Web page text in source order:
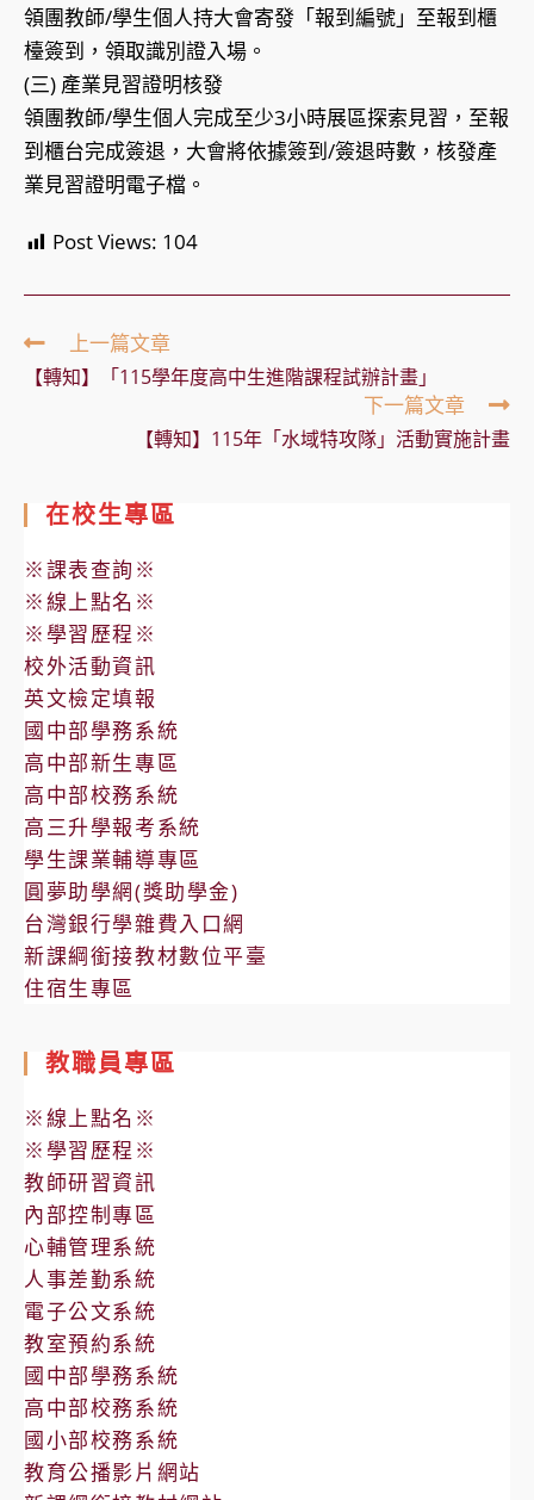
領團教師/學生個人持大會寄發「報到編號」至報到櫃
檯簽到，領取識別證入場。
(三) 產業見習證明核發
領團教師/學生個人完成至少3小時展區探索見習，至報
到櫃台完成簽退，大會將依據簽到/簽退時數，核發產
業見習證明電子檔。
Post Views: 104
Read
more
articles
上一篇文章
【轉知】「115學年度高中生進階課程試辦計畫」
下一篇文章
【轉知】115年「水域特攻隊」活動實施計畫
在校生專區
※課表查詢※
※線上點名※
※學習歷程※
校外活動資訊
英文檢定填報
國中部學務系統
高中部新生專區
高中部校務系統
高三升學報考系統
學生課業輔導專區
圓夢助學網(獎助學金)
台灣銀行學雜費入口網
新課綱銜接教材數位平臺
住宿生專區
教職員專區
※線上點名※
※學習歷程※
教師研習資訊
內部控制專區
心輔管理系統
人事差勤系統
電子公文系統
教室預約系統
國中部學務系統
高中部校務系統
國小部校務系統
教育公播影片網站